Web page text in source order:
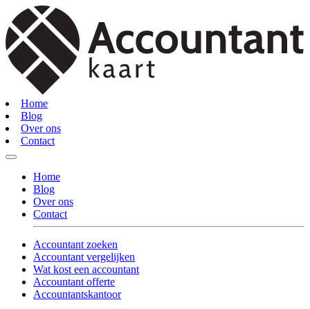
Home
Blog
Over ons
Contact
Home
Blog
Over ons
Contact
Accountant zoeken
Accountant vergelijken
Wat kost een accountant
Accountant offerte
Accountantskantoor